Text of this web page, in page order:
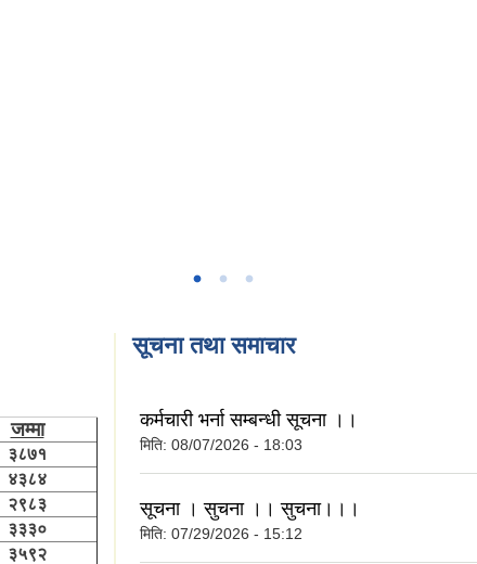
जम्मा
३८७१
४३८४
२९८३
३३३०
३५९२
सूचना तथा समाचार
कर्मचारी भर्ना सम्बन्धी सूचना ।।
मिति: 08/07/2026 - 18:03
सूचना । सुचना ।। सुचना।।।
मिति: 07/29/2026 - 15:12